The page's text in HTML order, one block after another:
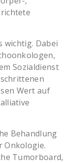
wichtig. Dabei
Sozialdienst
Wert auf
Behandlung
Onkologie.
Tumorboard,